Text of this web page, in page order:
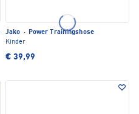
Jako · Power Trainingshose
Kinder
€ 39,99